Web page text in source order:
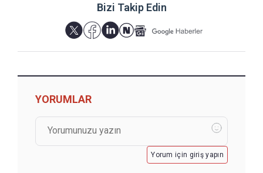
Bizi Takip Edin
YORUMLAR
Yorum için giriş yapın